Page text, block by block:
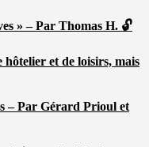
» – Par Thomas H. 🔓
et de loisirs, mais
– Par Gérard Prioul et